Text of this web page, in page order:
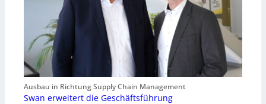
Ausbau in Richtung Supply Chain Management
Swan erweitert die Geschäftsführung